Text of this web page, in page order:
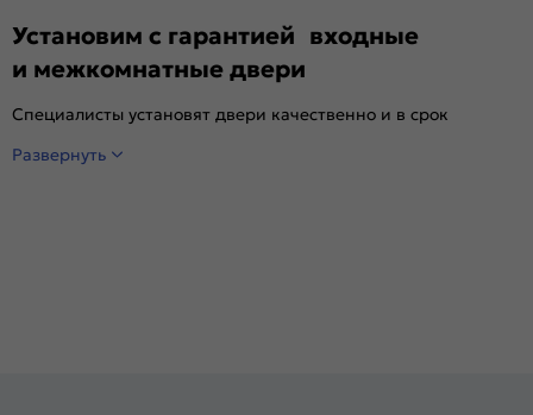
Установим с гарантией входные
и межкомнатные двери
Специалисты установят двери качественно и в срок
Развернуть